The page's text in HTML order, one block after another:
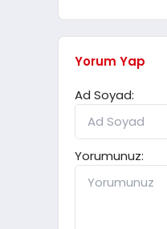
Yorum Yap
Ad Soyad:
Yorumunuz: